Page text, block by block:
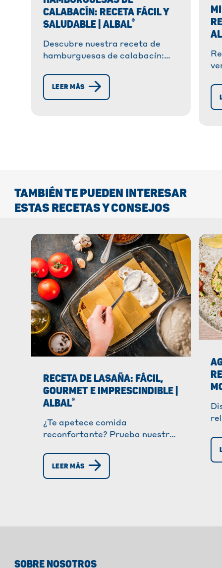
CALABACÍN: RECETA FÁCIL Y
SALUDABLE | ALBAL®
Descubre nuestra receta de
hamburguesas de calabacín:
¡Un plato saludable que atraerá
tanto a jóvenes como a
LEER MÁS
TAMBIÉN TE PUEDEN INTERESAR
ESTAS RECETAS Y CONSEJOS
RECETA DE LASAÑA: FÁCIL,
GOURMET E IMPRESCINDIBLE |
ALBAL®
¿Te apetece comida
reconfortante? Prueba nuestra
boloñesa, vegetariana o clásica,
para deleitar a toda la familia.
LEER MÁS
SOBRE NOSOTROS